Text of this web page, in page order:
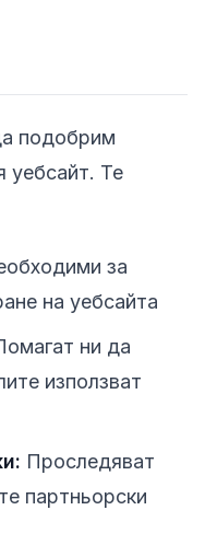
подобрим
уебсайт. Те
за
на уебсайта
ни да
използват
Проследяват
партньорски